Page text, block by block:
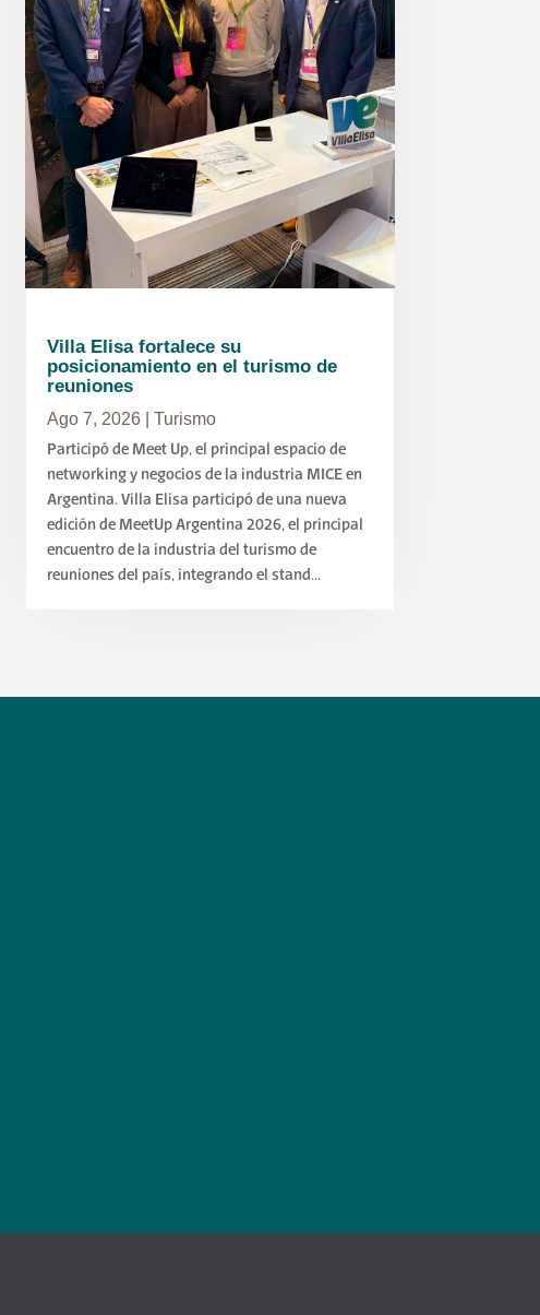
Villa Elisa fortalece su
posicionamiento en el turismo de
reuniones
Ago 7, 2026| Turismo
Participó de Meet Up, el principal espacio de
networking y negocios de la industria MICE en
Argentina. Villa Elisa participó de una nueva
edición de MeetUp Argentina 2026, el principal
encuentro de la industria del turismo de
reuniones del país, integrando el stand...